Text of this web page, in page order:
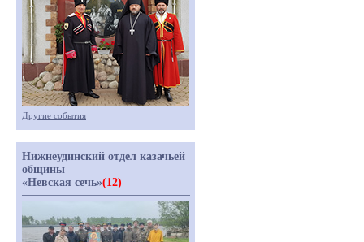
Другие события
Нижнеудинский отдел казачьей
общины
«Невская сечь»(12)